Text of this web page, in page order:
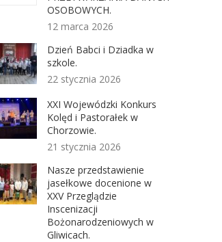
OSOBOWYCH.
12 marca 2026
Dzień Babci i Dziadka w
szkole.
22 stycznia 2026
XXI Wojewódzki Konkurs
Kolęd i Pastorałek w
Chorzowie.
21 stycznia 2026
Nasze przedstawienie
jasełkowe docenione w
XXV Przeglądzie
Inscenizacji
Bożonarodzeniowych w
Gliwicach.